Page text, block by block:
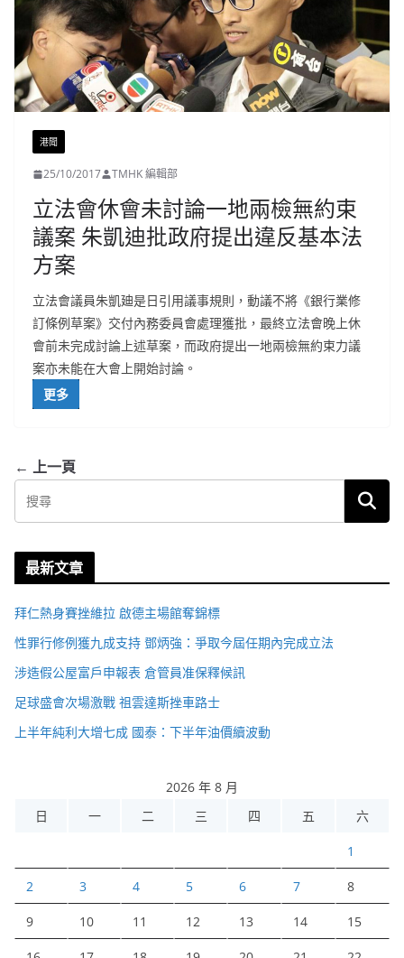
港聞
25/10/2017 TMHK 編輯部
立法會休會未討論一地兩檢無約束
議案 朱凱迪批政府提出違反基本法
方案
立法會議員朱凱廸是日引用議事規則，動議不將《銀行業修
訂條例草案》交付內務委員會處理獲批，最終立法會晚上休
會前未完成討論上述草案，而政府提出一地兩檢無約束力議
案亦未能在大會上開始討論。
更多
← 上一頁
最新文章
拜仁熱身賽挫維拉 啟德主場館奪錦標
性罪行修例獲九成支持 鄧炳強：爭取今屆任期內完成立法
涉造假公屋富戶申報表 倉管員准保釋候訊
足球盛會次場激戰 祖雲達斯挫車路士
上半年純利大增七成 國泰：下半年油價續波動
2026 年 8 月
日
一 二 三 四 五 六
1
2 3 4 5 6 7 8
9 10 11 12 13 14 15